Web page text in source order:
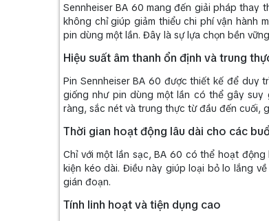
Sennheiser BA 60 mang đến giải pháp thay
không chỉ giúp giảm thiểu chi phí vận hành
pin dùng một lần. Đây là sự lựa chọn bền
Hiệu suất âm thanh ổn định và trung
Pin Sennheiser BA 60 được thiết kế để duy
giống như pin dùng một lần có thể gây suy
ràng, sắc nét và trung thực từ đầu đến cuối,
Thời gian hoạt động lâu dài cho các
Chỉ với một lần sạc, BA 60 có thể hoạt
kiện kéo dài. Điều này giúp loại bỏ lo lắng
gián đoạn.
Tính linh hoạt và tiện dụng cao